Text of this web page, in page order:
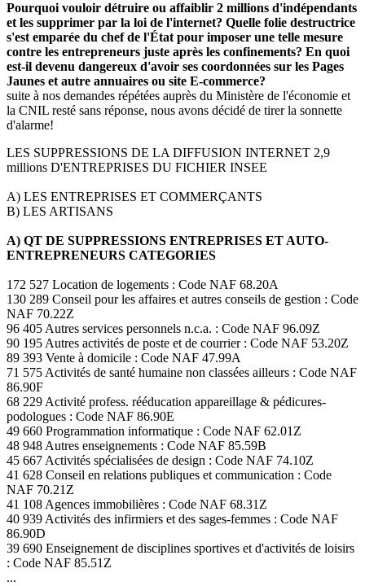
Pourquoi vouloir détruire ou affaiblir 2 millions d'indépendants
et les supprimer par la loi de l'internet? Quelle folie destructrice
s'est emparée du chef de l'État pour imposer une telle mesure
contre les entrepreneurs juste après les confinements? En quoi
est-il devenu dangereux d'avoir ses coordonnées sur les Pages
Jaunes et autre annuaires ou site E-commerce?
suite à nos demandes répétées auprès du Ministère de l'économie et
la CNIL resté sans réponse, nous avons décidé de tirer la sonnette
d'alarme!
LES SUPPRESSIONS DE LA DIFFUSION INTERNET 2,9
millions D'ENTREPRISES DU FICHIER INSEE
A) LES ENTREPRISES ET COMMERÇANTS
B) LES ARTISANS
A) QT DE SUPPRESSIONS ENTREPRISES ET AUTO-
ENTREPRENEURS CATEGORIES
172 527 Location de logements : Code NAF 68.20A
130 289 Conseil pour les affaires et autres conseils de gestion : Code
NAF 70.22Z
96 405 Autres services personnels n.c.a. : Code NAF 96.09Z
90 195 Autres activités de poste et de courrier : Code NAF 53.20Z
89 393 Vente à domicile : Code NAF 47.99A
71 575 Activités de santé humaine non classées ailleurs : Code NAF
86.90F
68 229 Activité profess. rééducation appareillage & pédicures-
podologues : Code NAF 86.90E
49 660 Programmation informatique : Code NAF 62.01Z
48 948 Autres enseignements : Code NAF 85.59B
45 667 Activités spécialisées de design : Code NAF 74.10Z
41 628 Conseil en relations publiques et communication : Code
NAF 70.21Z
41 108 Agences immobilières : Code NAF 68.31Z
40 939 Activités des infirmiers et des sages-femmes : Code NAF
86.90D
39 690 Enseignement de disciplines sportives et d'activités de loisirs
: Code NAF 85.51Z
...